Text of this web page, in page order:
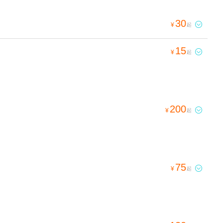
¥30起 
¥ 15起 
¥ 200起 
¥ 75起 